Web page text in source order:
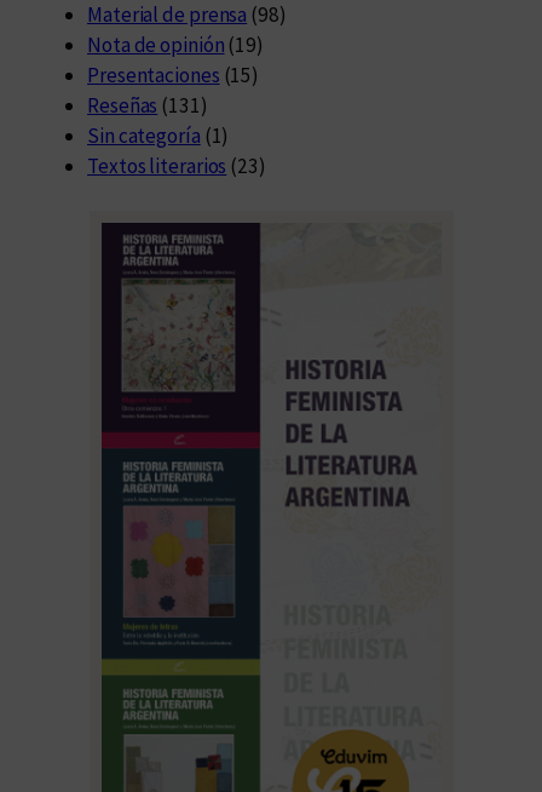
Material de prensa (98)
Nota de opinión (19)
Presentaciones (15)
Reseñas (131)
Sin categoría (1)
Textos literarios (23)